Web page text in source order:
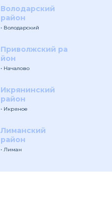
Володарский
район
• Володарский
Приволжский ра
йон
• Началово
Икрянинский
район
• Икряное
Лиманский
район
• Лиман